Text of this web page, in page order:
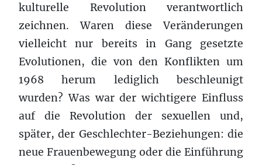
kulturelle Revolution verantwortlich
zeichnen. Waren diese Veränderungen
vielleicht nur bereits in Gang gesetzte
Evolutionen, die von den Konflikten um
1968 herum lediglich beschleunigt
wurden? Was war der wichtigere Einfluss
auf die Revolution der sexuellen und,
später, der Geschlechter-Beziehungen: die
neue Frauenbewegung oder die Einführung